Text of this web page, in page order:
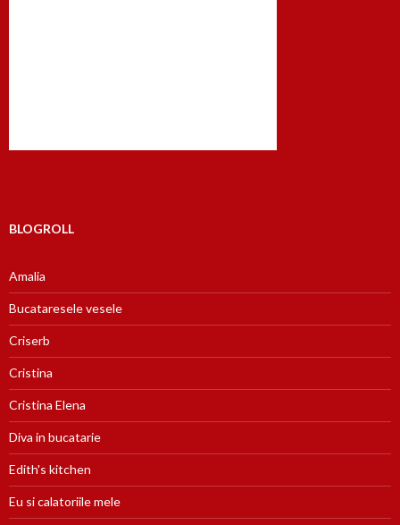
BLOGROLL
Amalia
Bucataresele vesele
Criserb
Cristina
Cristina Elena
Diva in bucatarie
Edith's kitchen
Eu si calatoriile mele